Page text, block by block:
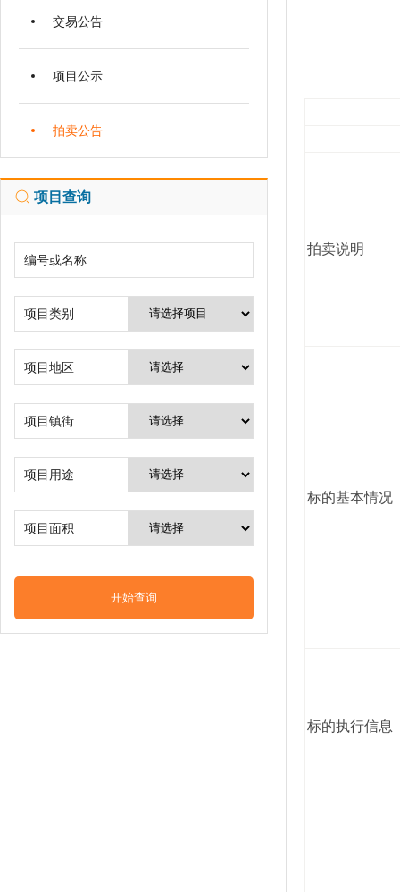
交易公告
项目公示
拍卖公告
项目查询
编号或名称
项目类别
项目地区
项目镇街
项目用途
项目面积
拍卖说明
标的基本情况
标的执行信息